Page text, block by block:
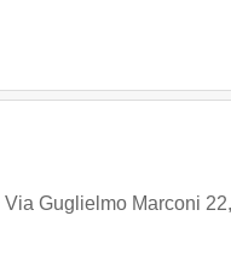
Via Guglielmo Marconi 22,